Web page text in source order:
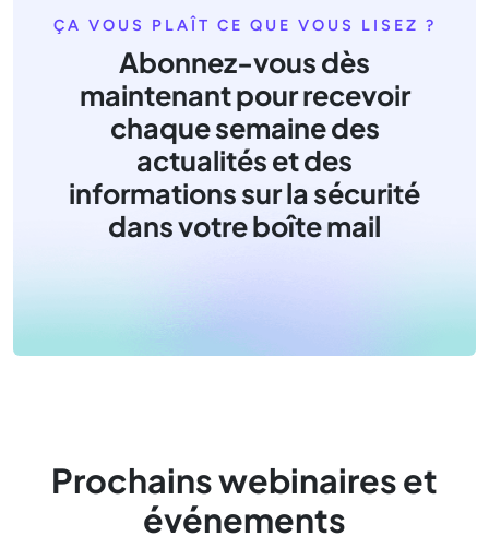
ÇA VOUS PLAÎT CE QUE VOUS LISEZ ?
Abonnez-vous dès
maintenant pour recevoir
chaque semaine des
actualités et des
informations sur la sécurité
dans votre boîte mail
Prochains webinaires et
événements